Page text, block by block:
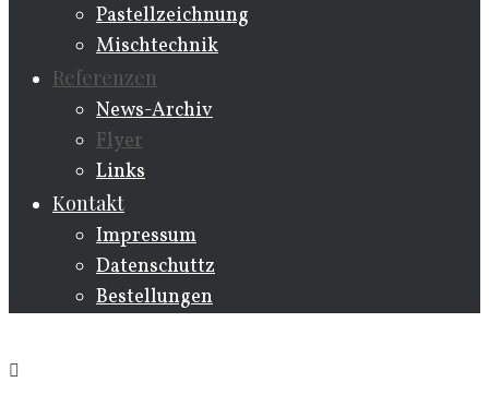
Pastellzeichnung
Mischtechnik
Referenzen
News-Archiv
Flyer
Links
Kontakt
Impressum
Datenschuttz
Bestellungen
